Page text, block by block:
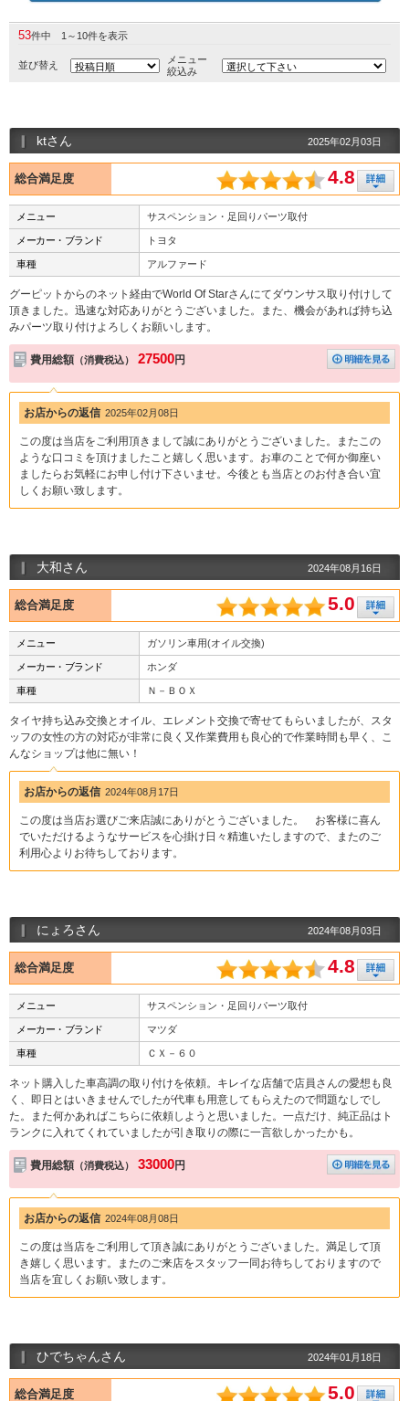
53件中 1～10件を表示
並び替え
メニュー
絞込み
ktさん 2025年02月03日
総合満足度 4.8
メニュー サスペンション・足回りパーツ取付
メーカー・ブランド トヨタ
車種 アルファード
グーピットからのネット経由でWorld Of Starさんにてダウンサス取り付けして
頂きました。迅速な対応ありがとうございました。また、機会があれば持ち込
みパーツ取り付けよろしくお願いします。
費用総額 （消費税込） 27500円
お店からの返信 2025年02月08日
この度は当店をご利用頂きまして誠にありがとうございました。またこの
ような口コミを頂けましたこと嬉しく思います。お車のことで何か御座い
ましたらお気軽にお申し付け下さいませ。今後とも当店とのお付き合い宜
しくお願い致します。
大和さん 2024年08月16日
総合満足度 5.0
メニュー ガソリン車用(オイル交換)
メーカー・ブランド ホンダ
車種 Ｎ－ＢＯＸ
タイヤ持ち込み交換とオイル、エレメント交換で寄せてもらいましたが、スタ
ッフの女性の方の対応が非常に良く又作業費用も良心的で作業時間も早く、こ
んなショップは他に無い！
お店からの返信 2024年08月17日
この度は当店お選びご来店誠にありがとうございました。 お客様に喜ん
でいただけるようなサービスを心掛け日々精進いたしますので、またのご
利用心よりお待ちしております。
にょろさん 2024年08月03日
総合満足度 4.8
メニュー サスペンション・足回りパーツ取付
メーカー・ブランド マツダ
車種 ＣＸ－６０
ネット購入した車高調の取り付けを依頼。キレイな店舗で店員さんの愛想も良
く、即日とはいきませんでしたが代車も用意してもらえたので問題なしでし
た。また何かあればこちらに依頼しようと思いました。一点だけ、純正品はト
ランクに入れてくれていましたが引き取りの際に一言欲しかったかも。
費用総額 （消費税込） 33000円
お店からの返信 2024年08月08日
この度は当店をご利用して頂き誠にありがとうございました。満足して頂
き嬉しく思います。またのご来店をスタッフ一同お待ちしておりますので
当店を宜しくお願い致します。
ひでちゃんさん 2024年01月18日
総合満足度 5.0